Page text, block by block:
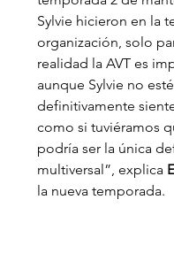
Sylvie hicieron en la
organización, solo
realidad la AVT es
aunque Sylvie no
definitivamente
como si tuviéramos
podría ser la única
multiversal”, explica
la nueva temporada.